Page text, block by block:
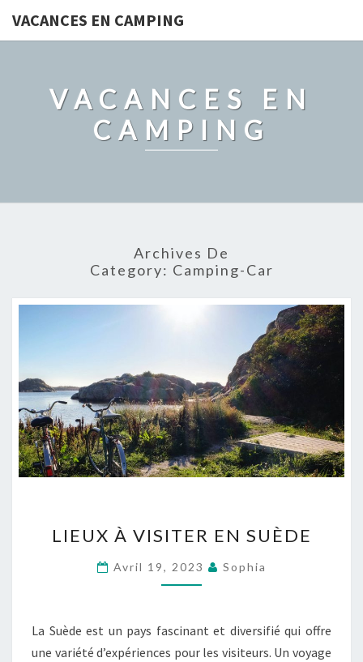
VACANCES EN CAMPING
VACANCES EN
CAMPING
Archives De
Category: Camping-Car
À
VISITER
EN
LIEUX À VISITER EN SUÈDE
Avril 19, 2023 Sophia
La Suède est un pays fascinant et diversifié qui offre
une variété d’expériences pour les visiteurs. Un voyage